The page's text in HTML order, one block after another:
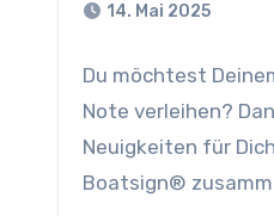
14. Mai 2025
Du möchtest
Note verleihen?
Neuigkeiten für
Boatsign®